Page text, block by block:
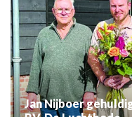
Jan Nijboer